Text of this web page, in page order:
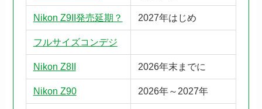
Nikon Z9II発売延期？ 2027年はじめ
フルサイズコンデジ
Nikon Z8II 2026年末までに
Nikon Z90 2026年～2027年